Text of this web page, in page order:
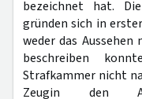
bezeichnet hat.
gründen sich in
weder das
beschreiben
Strafkammer nicht
Zeugin den